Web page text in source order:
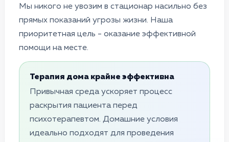
Мы никого не увозим в стационар насильно без
прямых показаний угрозы жизни. Наша
приоритетная цель - оказание эффективной
помощи на месте.
Терапия дома крайне эффективна
Привычная среда ускоряет процесс
раскрытия пациента перед
психотерапевтом. Домашние условия
идеально подходят для проведения